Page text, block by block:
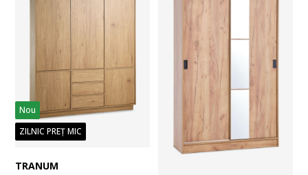
Nou
ZILNIC PREȚ MIC
TRANUM